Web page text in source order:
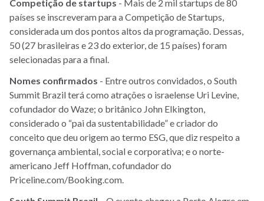
Competição de startups - Mais de 2 mil startups de 80
países se inscreveram para a Competição de Startups,
considerada um dos pontos altos da programação. Dessas,
50 (27 brasileiras e 23 do exterior, de 15 países) foram
selecionadas para a final.
Nomes confirmados - Entre outros convidados, o South
Summit Brazil terá como atrações o israelense Uri Levine,
cofundador do Waze; o britânico John Elkington,
considerado o “pai da sustentabilidade” e criador do
conceito que deu origem ao termo ESG, que diz respeito a
governança ambiental, social e corporativa; e o norte-
americano Jeff Hoffman, cofundador do
Priceline.com/Booking.com.